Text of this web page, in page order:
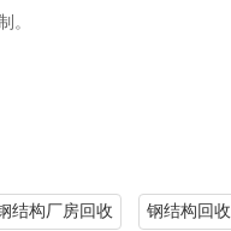
。
结构厂房回收 钢结构回收